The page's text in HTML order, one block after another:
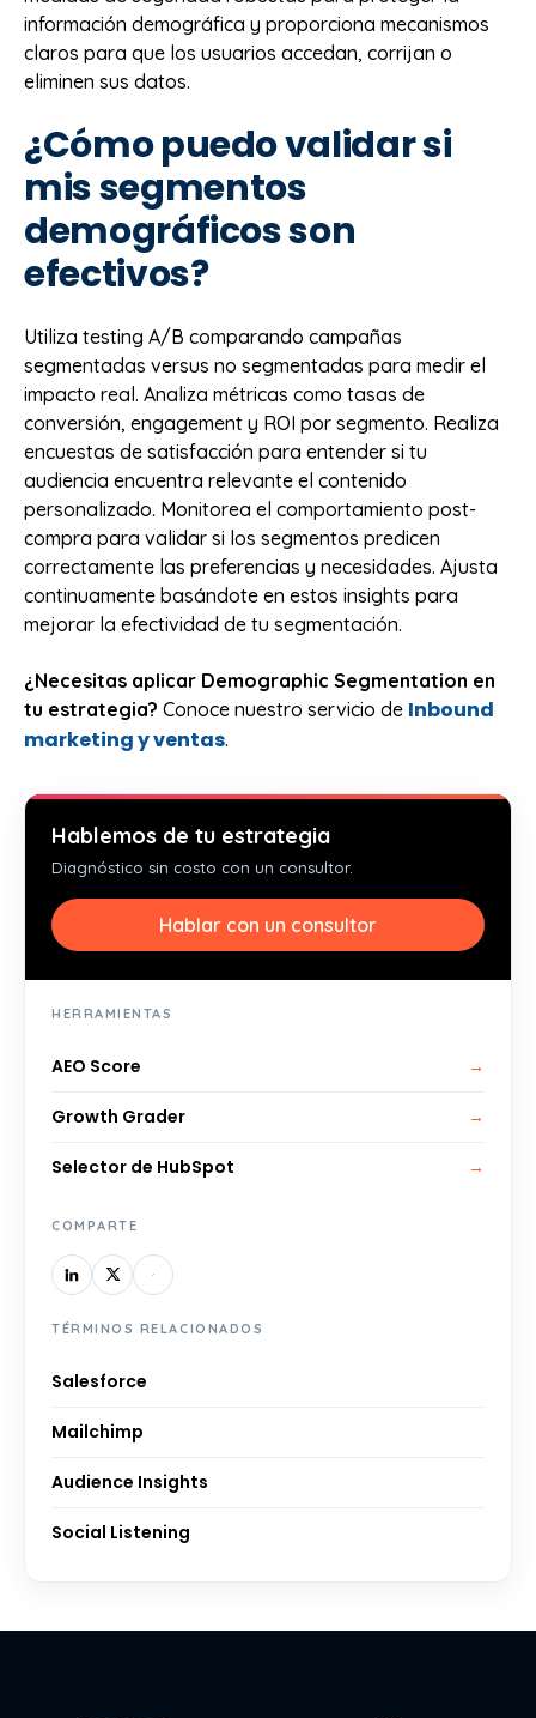
información demográfica y proporciona mecanismos
claros para que los usuarios accedan, corrijan o
eliminen sus datos.
¿Cómo puedo validar si
mis segmentos
demográficos son
efectivos?
Utiliza testing A/B comparando campañas
segmentadas versus no segmentadas para medir el
impacto real. Analiza métricas como tasas de
conversión, engagement y ROI por segmento. Realiza
encuestas de satisfacción para entender si tu
audiencia encuentra relevante el contenido
personalizado. Monitorea el comportamiento post-
compra para validar si los segmentos predicen
correctamente las preferencias y necesidades. Ajusta
continuamente basándote en estos insights para
mejorar la efectividad de tu segmentación.
¿Necesitas aplicar Demographic Segmentation en
tu estrategia? Conoce nuestro servicio de Inbound
marketing y ventas.
Hablemos de tu estrategia
Diagnóstico sin costo con un consultor.
Hablar con un consultor
HERRAMIENTAS
AEO Score →
Growth Grader →
Selector de HubSpot →
COMPARTE
TÉRMINOS RELACIONADOS
Salesforce
Mailchimp
Audience Insights
Social Listening